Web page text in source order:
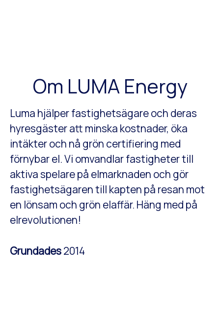
Om LUMA Energy
Luma hjälper fastighetsägare och deras
hyresgäster att minska kostnader, öka
intäkter och nå grön certifiering med
förnybar el. Vi omvandlar fastigheter till
aktiva spelare på elmarknaden och gör
fastighetsägaren till kapten på resan mot
en lönsam och grön elaffär. Häng med på
elrevolutionen!
Grundades2014